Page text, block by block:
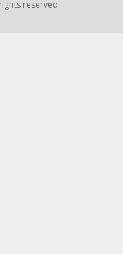
reserved